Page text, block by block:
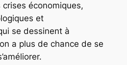
économiques,
et
se dessinent à
a plus de chance de se